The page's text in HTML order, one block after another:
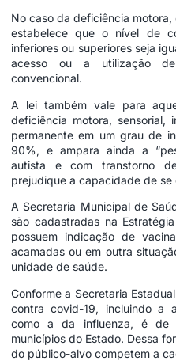
No caso da deficiência
estabelece que o nível de
inferiores ou superiores seja
acesso ou a utilização
convencional.
A lei também vale para
deficiência motora, sensorial,
permanente em um grau de
90%, e ampara ainda a
autista e com transtorno
prejudique a capacidade de se
A Secretaria Municipal de
são cadastradas na
possuem indicação de
acamadas ou em outra
unidade de saúde.
Conforme a Secretaria
contra covid-19, incluindo a
como a da influenza, é de
municípios do Estado. Dessa
do público-alvo competem a